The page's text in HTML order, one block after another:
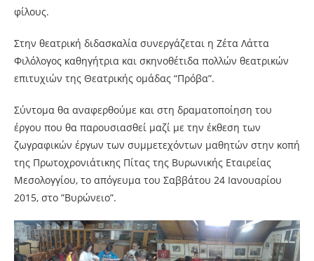
φίλους.
Στην θεατρική διδασκαλία συνεργάζεται η Ζέτα Λάττα
Φιλόλογος καθηγήτρια και σκηνοθέτιδα πολλών θεατρικών
επιτυχιών της Θεατρικής ομάδας “Πρόβα”.
Σύντομα θα αναφερθούμε και στη δραματοποίηση του
έργου που θα παρουσιασθεί μαζί με την έκθεση των
ζωγραφικών έργων των συμμετεχόντων μαθητών στην κοπή
της Πρωτοχρονιάτικης Πίτας της Βυρωνικής Εταιρείας
Μεσολογγίου, το απόγευμα του Σαββάτου 24 Ιανουαρίου
2015, στο ”Βυρώνειο”.